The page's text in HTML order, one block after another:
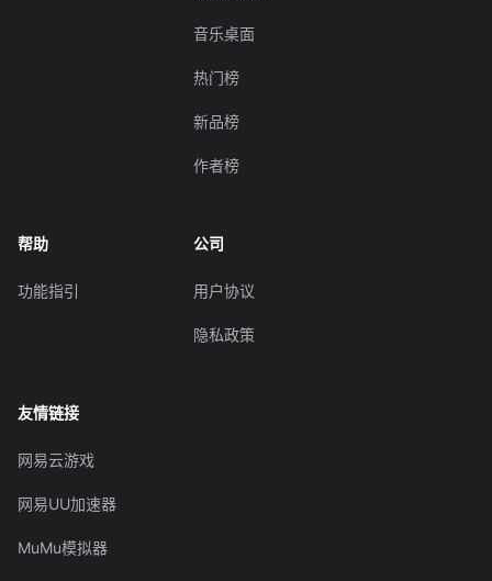
音乐桌面
热门榜
新品榜
作者榜
帮助
功能指引
公司
用户协议
隐私政策
友情链接
网易云游戏
网易UU加速器
MuMu模拟器